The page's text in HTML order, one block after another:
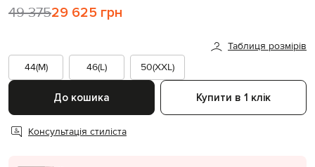
49 37529 625 грн
Таблиця розмірів
44(M)
46(L) 50(XXL)
До кошика Купити в 1 клік
Консультація стиліста